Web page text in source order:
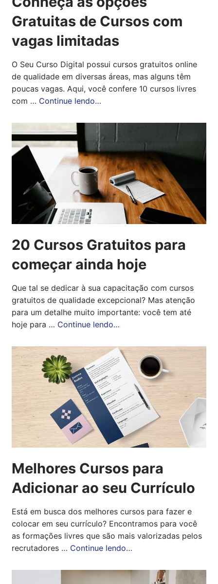
Gratuitas de Cursos com
vagas limitadas
O Seu Curso Digital possui cursos gratuitos online
de qualidade em diversas áreas, mas alguns têm
poucas vagas. Aqui, você confere 10 cursos livres
com … Continue lendo…
20 Cursos Gratuitos para
começar ainda hoje
Que tal se dedicar à sua capacitação com cursos
gratuitos de qualidade excepcional? Mas atenção
para um detalhe muito importante: você tem até
hoje para … Continue lendo…
Melhores Cursos para
Adicionar ao seu Currículo
Está em busca dos melhores cursos para fazer e
colocar em seu currículo? Encontramos para você
as formações livres que são mais valorizadas pelos
recrutadores … Continue lendo…